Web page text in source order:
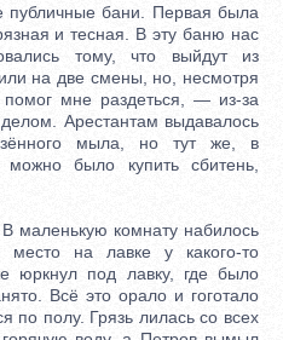
бани. Первая была
и тесная. В эту баню нас
тому, что выйдут из
на две смены, но, несмотря
мне раздеться, — из-за
Арестантам выдавалось
мыла, но тут же, в
было купить сбитень,
комнату набилось
место на лавке у какого-то
юркнул под лавку, где было
Всё это орало и гоготало
по полу. Грязь лилась со всех